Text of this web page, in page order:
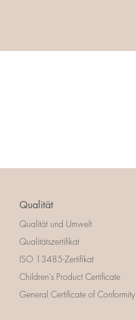
Qualität
Qualität und Umwelt
Qualitätszertifikat
ISO 13485-Zertifikat
Children's Product Certificate
General Certificate of Conformity